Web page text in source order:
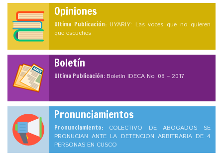
Opiniones
Ultima Publicación: UYARIY: Las voces que no quieren
que escuches
Boletín
Ultima Publicación:Boletín IDECA No. 08 – 2017
Pronunciamientos
Pronunciamiento: COLECTIVO DE ABOGADOS SE
PRONUCIAN ANTE LA DETENCION ARBITRARIA DE 4
PERSONAS EN CUSCO